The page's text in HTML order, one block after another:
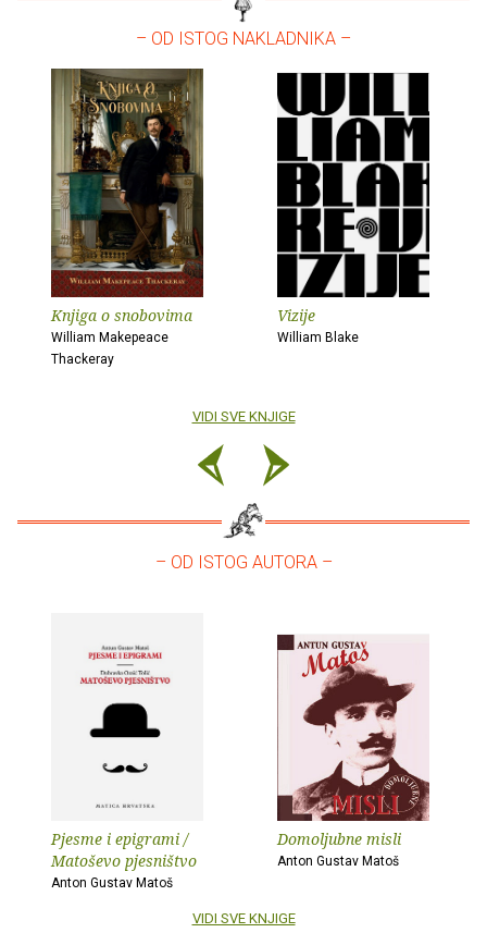
– OD ISTOG NAKLADNIKA –
Knjiga o snobovima
William Makepeace
Thackeray
Vizije
William Blake
VIDI SVE KNJIGE
– OD ISTOG AUTORA –
Pjesme i epigrami /
Matoševo pjesništvo
Anton Gustav Matoš
Domoljubne misli
Anton Gustav Matoš
VIDI SVE KNJIGE